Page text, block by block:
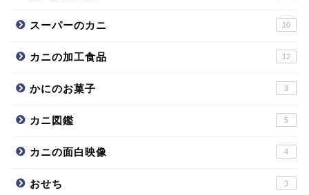
スーパーのカニ 10
カニの加工食品 12
かにのお菓子 3
カニ図鑑 5
カニの面白映像 4
おせち 3